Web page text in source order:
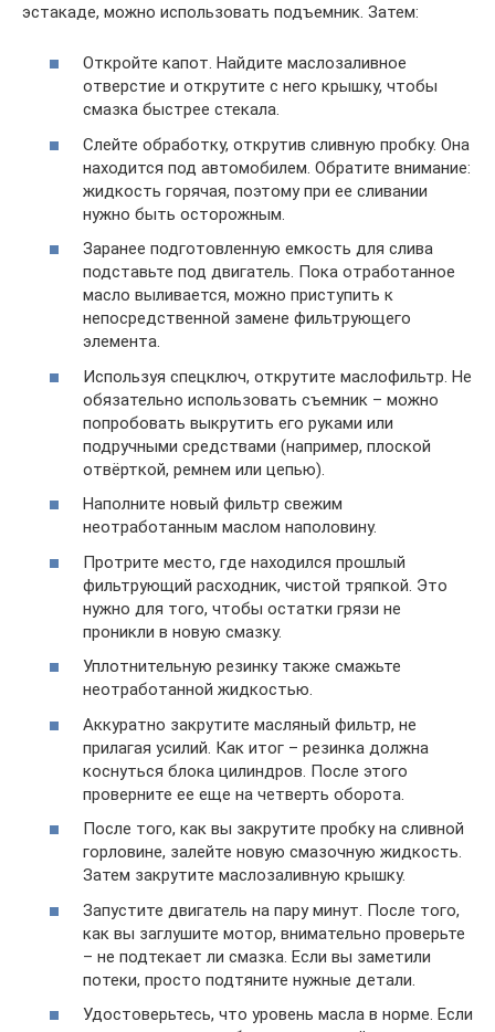
эстакаде, можно использовать подъемник. Затем:
Откройте капот. Найдите маслозаливное
отверстие и открутите с него крышку, чтобы
смазка быстрее стекала.
Слейте обработку, открутив сливную пробку. Она
находится под автомобилем. Обратите внимание:
жидкость горячая, поэтому при ее сливании
нужно быть осторожным.
Заранее подготовленную емкость для слива
подставьте под двигатель. Пока отработанное
масло выливается, можно приступить к
непосредственной замене фильтрующего
элемента.
Используя спецключ, открутите маслофильтр. Не
обязательно использовать съемник – можно
попробовать выкрутить его руками или
подручными средствами (например, плоской
отвёрткой, ремнем или цепью).
Наполните новый фильтр свежим
неотработанным маслом наполовину.
Протрите место, где находился прошлый
фильтрующий расходник, чистой тряпкой. Это
нужно для того, чтобы остатки грязи не
проникли в новую смазку.
Уплотнительную резинку также смажьте
неотработанной жидкостью.
Аккуратно закрутите масляный фильтр, не
прилагая усилий. Как итог – резинка должна
коснуться блока цилиндров. После этого
проверните ее еще на четверть оборота.
После того, как вы закрутите пробку на сливной
горловине, залейте новую смазочную жидкость.
Затем закрутите маслозаливную крышку.
Запустите двигатель на пару минут. После того,
как вы заглушите мотор, внимательно проверьте
– не подтекает ли смазка. Если вы заметили
потеки, просто подтяните нужные детали.
Удостоверьтесь, что уровень масла в норме. Если